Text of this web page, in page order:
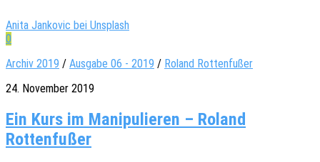
Anita Jankovic bei Unsplash
0
Archiv 2019 / Ausgabe 06 - 2019 / Roland Rottenfußer
24. November 2019
Ein Kurs im Manipulieren – Roland
Rottenfußer